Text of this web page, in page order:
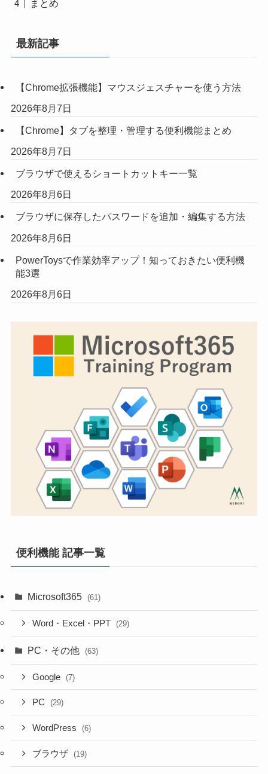
まとめ
最新記事
【Chrome拡張機能】マウスジェスチャーを使う方法
2026年8月7日
【Chrome】タブを整理・管理する便利機能まとめ
2026年8月7日
ブラウザで使えるショートカットキー一覧
2026年8月6日
ブラウザに保存したパスワードを追加・編集する方法
2026年8月6日
PowerToysで作業効率アップ！知っておきたい便利機
能3選
2026年8月6日
便利機能 記事一覧
Microsoft365 (61)
Word・Excel・PPT (29)
PC・その他 (63)
Google (7)
PC (29)
WordPress (6)
ブラウザ (19)